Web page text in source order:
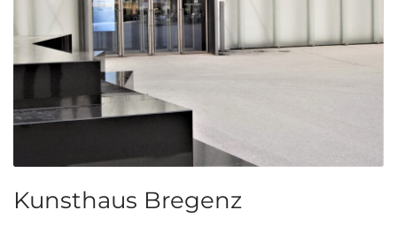
Kunsthaus Bregenz